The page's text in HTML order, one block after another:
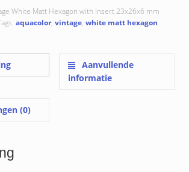
White Matt Hexagon with Insert 23x26x6 mm
aquacolor, vintage, white matt hexagon
Aanvullende
informatie
(0)